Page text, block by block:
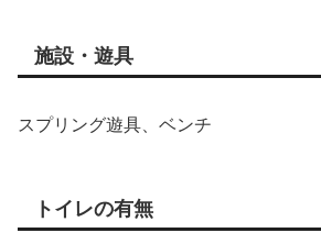
施設・遊具
スプリング遊具、ベンチ
トイレの有無